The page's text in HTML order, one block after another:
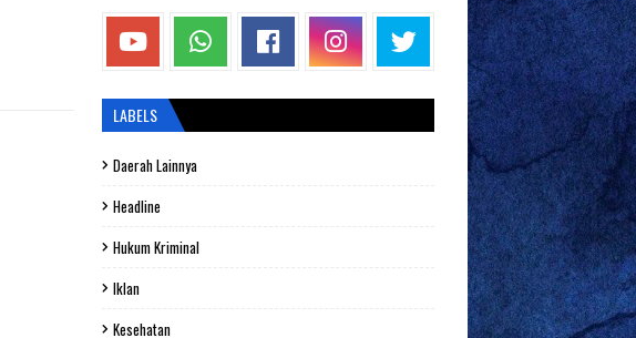
LABELS
Daerah Lainnya
Headline
Hukum Kriminal
Iklan
Kesehatan